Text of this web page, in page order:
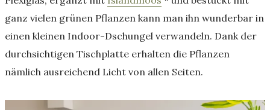
ganz vielen grünen Pflanzen kann man ihn wunderbar in
einen kleinen Indoor-Dschungel verwandeln. Dank der
durchsichtigen Tischplatte erhalten die Pflanzen
nämlich ausreichend Licht von allen Seiten.